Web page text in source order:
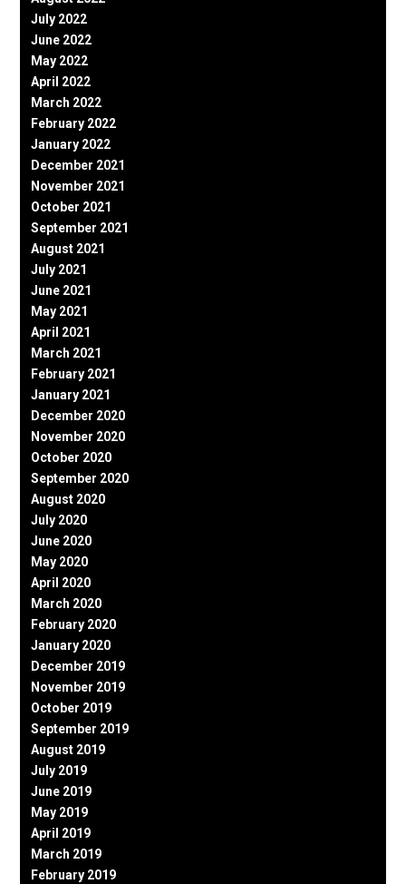
July 2022
June 2022
May 2022
April 2022
March 2022
February 2022
January 2022
December 2021
November 2021
October 2021
September 2021
August 2021
July 2021
June 2021
May 2021
April 2021
March 2021
February 2021
January 2021
December 2020
November 2020
October 2020
September 2020
August 2020
July 2020
June 2020
May 2020
April 2020
March 2020
February 2020
January 2020
December 2019
November 2019
October 2019
September 2019
August 2019
July 2019
June 2019
May 2019
April 2019
March 2019
February 2019